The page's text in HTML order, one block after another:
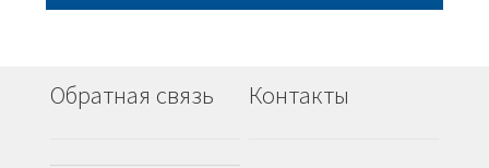
Обратная связь Контакты